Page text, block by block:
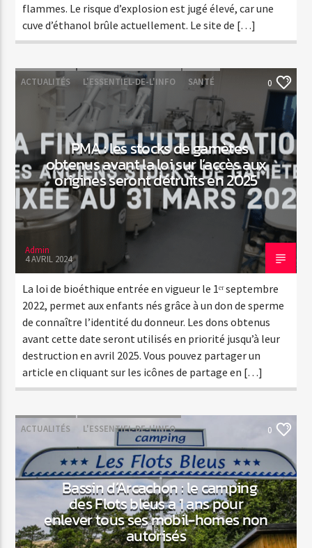
flammes. Le risque d’explosion est jugé élevé, car une
cuve d’éthanol brûle actuellement. Le site de […]
ACTUALITÉS L'ESSENTIEL-DE-L'INFO SANTÉ 0
PMA : les stocks de gamètes
obtenus avant la loi sur l’accès aux
origines seront détruits en 2025
Admin
4 AVRIL 2024
La loi de bioéthique entrée en vigueur le 1ᵉʳ septembre
2022, permet aux enfants nés grâce à un don de sperme
de connaître l’identité du donneur. Les dons obtenus
avant cette date seront utilisés en priorité jusqu’à leur
destruction en avril 2025. Vous pouvez partager un
article en cliquant sur les icônes de partage en […]
ACTUALITÉS L'ESSENTIEL-DE-L'INFO 0
Bassin d’Arcachon : le camping
des Flots bleus a 1 ans pour
enlever tous ses mobil-homes non
autorisés